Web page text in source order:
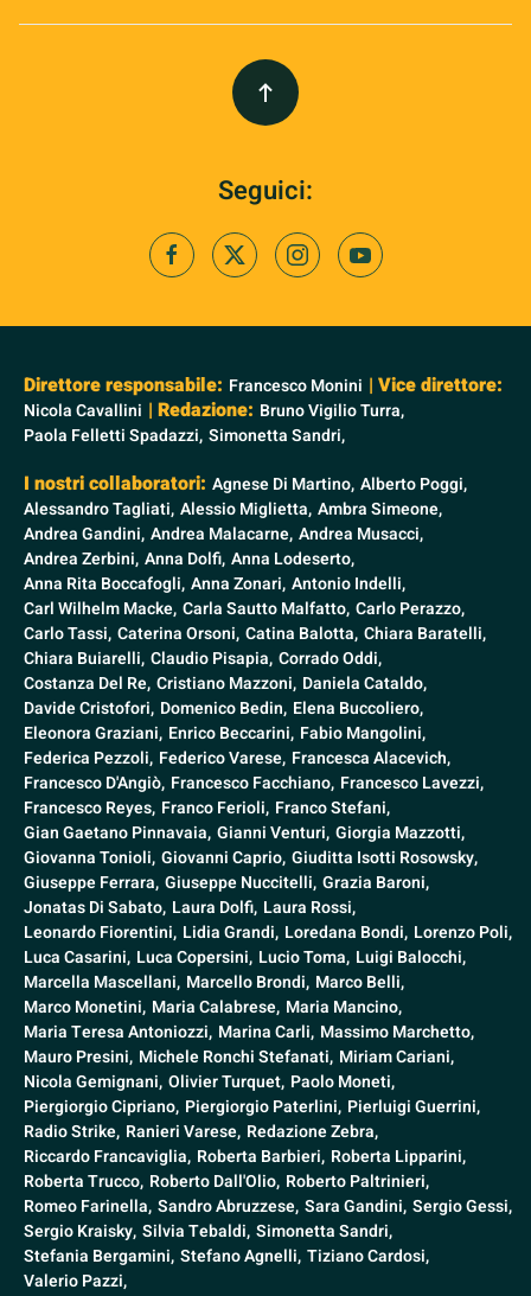
Seguici:
Direttore responsabile: Francesco Monini | Vice direttore:
Nicola Cavallini | Redazione: Bruno Vigilio Turra,
Paola Felletti Spadazzi, Simonetta Sandri,
I nostri collaboratori: Agnese Di Martino, Alberto Poggi,
Alessandro Tagliati, Alessio Miglietta, Ambra Simeone,
Andrea Gandini, Andrea Malacarne, Andrea Musacci,
Andrea Zerbini, Anna Dolfi, Anna Lodeserto,
Anna Rita Boccafogli, Anna Zonari, Antonio Indelli,
Carl Wilhelm Macke, Carla Sautto Malfatto, Carlo Perazzo,
Carlo Tassi, Caterina Orsoni, Catina Balotta, Chiara Baratelli,
Chiara Buiarelli, Claudio Pisapia, Corrado Oddi,
Costanza Del Re, Cristiano Mazzoni, Daniela Cataldo,
Davide Cristofori, Domenico Bedin, Elena Buccoliero,
Eleonora Graziani, Enrico Beccarini, Fabio Mangolini,
Federica Pezzoli, Federico Varese, Francesca Alacevich,
Francesco D'Angiò, Francesco Facchiano, Francesco Lavezzi,
Francesco Reyes, Franco Ferioli, Franco Stefani,
Gian Gaetano Pinnavaia, Gianni Venturi, Giorgia Mazzotti,
Giovanna Tonioli, Giovanni Caprio, Giuditta Isotti Rosowsky,
Giuseppe Ferrara, Giuseppe Nuccitelli, Grazia Baroni,
Jonatas Di Sabato, Laura Dolfi, Laura Rossi,
Leonardo Fiorentini, Lidia Grandi, Loredana Bondi, Lorenzo Poli,
Luca Casarini, Luca Copersini, Lucio Toma, Luigi Balocchi,
Marcella Mascellani, Marcello Brondi, Marco Belli,
Marco Monetini, Maria Calabrese, Maria Mancino,
Maria Teresa Antoniozzi, Marina Carli, Massimo Marchetto,
Mauro Presini, Michele Ronchi Stefanati, Miriam Cariani,
Nicola Gemignani, Olivier Turquet, Paolo Moneti,
Piergiorgio Cipriano, Piergiorgio Paterlini, Pierluigi Guerrini,
Radio Strike, Ranieri Varese, Redazione Zebra,
Riccardo Francaviglia, Roberta Barbieri, Roberta Lipparini,
Roberta Trucco, Roberto Dall'Olio, Roberto Paltrinieri,
Romeo Farinella, Sandro Abruzzese, Sara Gandini, Sergio Gessi,
Sergio Kraisky, Silvia Tebaldi, Simonetta Sandri,
Stefania Bergamini, Stefano Agnelli, Tiziano Cardosi,
Valerio Pazzi,